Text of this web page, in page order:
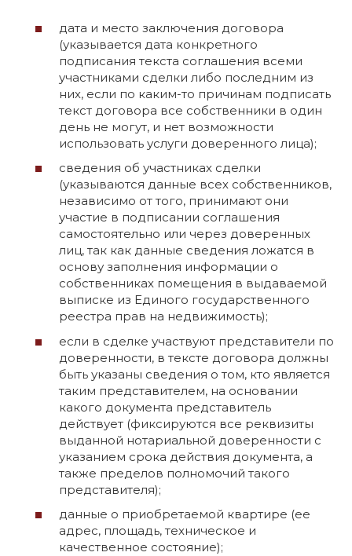
дата и место заключения договора
(указывается дата конкретного
подписания текста соглашения всеми
участниками сделки либо последним из
них, если по каким-то причинам подписать
текст договора все собственники в один
день не могут, и нет возможности
использовать услуги доверенного лица);
сведения об участниках сделки
(указываются данные всех собственников,
независимо от того, принимают они
участие в подписании соглашения
самостоятельно или через доверенных
лиц, так как данные сведения ложатся в
основу заполнения информации о
собственниках помещения в выдаваемой
выписке из Единого государственного
реестра прав на недвижимость);
если в сделке участвуют представители по
доверенности, в тексте договора должны
быть указаны сведения о том, кто является
таким представителем, на основании
какого документа представитель
действует (фиксируются все реквизиты
выданной нотариальной доверенности с
указанием срока действия документа, а
также пределов полномочий такого
представителя);
данные о приобретаемой квартире (ее
адрес, площадь, техническое и
качественное состояние);